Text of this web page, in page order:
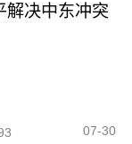
解决中东冲突
07-30